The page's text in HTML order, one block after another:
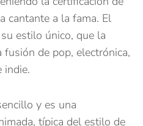
cantante a la fama. El
estilo único, que la
de pop, electrónica,
indie.
y es una
típica del estilo de